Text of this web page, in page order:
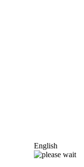
English